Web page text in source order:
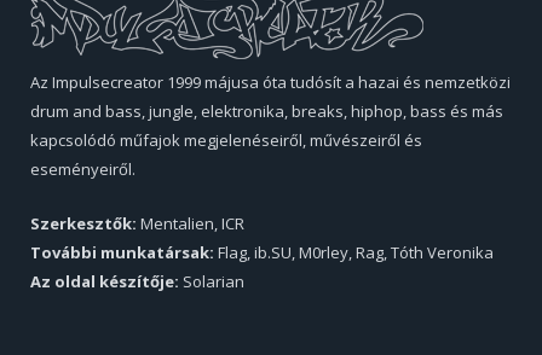
Az Impulsecreator 1999 májusa óta tudósít a hazai és nemzetközi
drum and bass, jungle, elektronika, breaks, hiphop, bass és más
kapcsolódó műfajok megjelenéseiről, művészeiről és
eseményeiről.
Szerkesztők: Mentalien, ICR
További munkatársak: Flag, ib.SU, M0rley, Rag, Tóth Veronika
Az oldal készítője: Solarian